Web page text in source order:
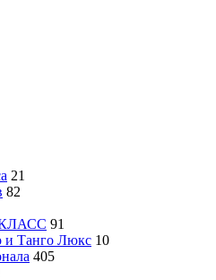
21
82
91
и Танго Люкс 10
405